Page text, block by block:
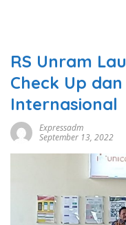
RS Unram
Check Up
Internasional
Expressadm
September 13, 2022